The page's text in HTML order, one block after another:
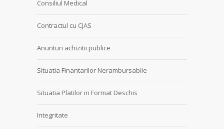
Consiliul Medical
Contractul cu CJAS
Anunturi achizitii publice
Situatia Finantarilor Nerambursabile
Situatia Platilor in Format Deschis
Integritate